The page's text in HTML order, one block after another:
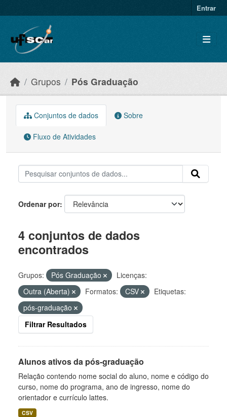
Entrar
Grupos Pós Graduação
Conjuntos de dados Sobre
Fluxo de Atividades
Ordenar por
4 conjuntos de dados
encontrados
Grupos: Pós Graduação
Licenças:
Outra (Aberta)
Formatos: CSV
Etiquetas:
pós-graduação
Filtrar Resultados
Alunos ativos da pós-graduação
Relação contendo nome social do aluno, nome e código do
curso, nome do programa, ano de ingresso, nome do
orientador e currículo lattes.
CSV